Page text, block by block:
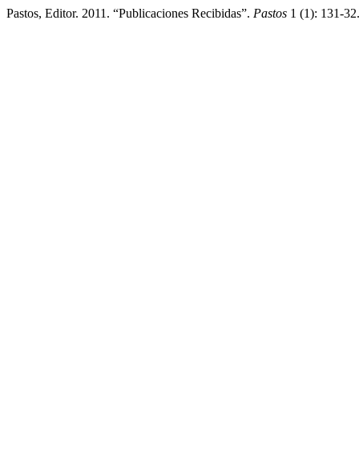
Pastos, Editor. 2011. “Publicaciones Recibidas”. Pastos 1 (1): 131-